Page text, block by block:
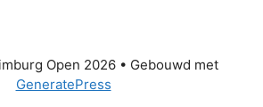
Open 2026• Gebouwd met
GeneratePress